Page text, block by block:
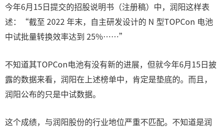
今年6月15日提交的招股说明书（注册稿）中，润阳这样表
述：“截至 2022 年末，自主研发设计的 N 型TOPCon 电池
中试批量转换效率达到 25%……”
不知道其TOPCon电池有没有新的进展，但就今年6月15日披
露的数据来看，润阳在上述榜单中，肯定是垫底的。而且，
润阳公布的只是中试数据。
这个成绩，与润阳股份的行业地位严重不匹配。不知道是润